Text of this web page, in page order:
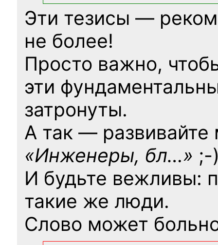
Эти тезисы —
не более!
Просто важно,
эти
затронуты.
А так — развивайте
«Инженеры, бл…» ;-
И будьте вежливы:
такие же люди.
Слово может